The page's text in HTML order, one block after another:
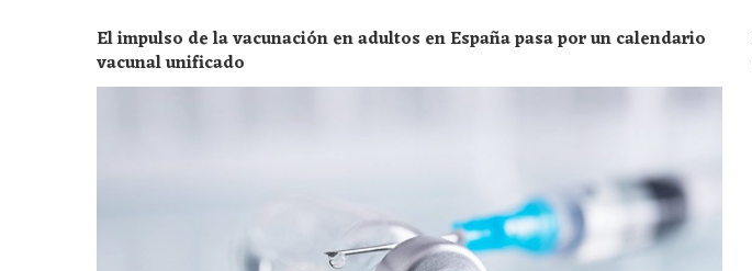
El impulso de la vacunación en adultos en España pasa por un calendario
vacunal unificado